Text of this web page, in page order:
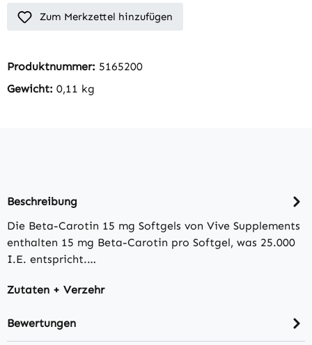
Zum Merkzettel hinzufügen
Produktnummer: 5165200
Gewicht: 0,11 kg
Beschreibung
Die Beta-Carotin 15 mg Softgels von Vive Supplements
enthalten 15 mg Beta-Carotin pro Softgel, was 25.000
I.E. entspricht.…
Zutaten + Verzehr
Bewertungen